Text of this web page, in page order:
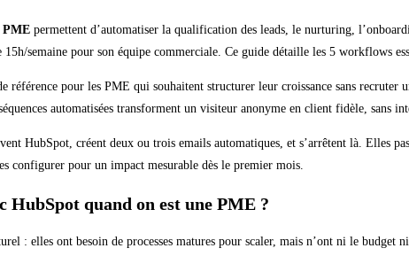
PME permettent d’automatiser la qualification des leads, le nurturing,
semaine pour son équipe commerciale. Ce guide détaille les 5 workflows
référence pour les PME qui souhaitent structurer leur croissance sans
automatisées transforment un visiteur anonyme en client fidèle, sans
HubSpot, créent deux ou trois emails automatiques, et s’arrêtent là. Elles
configurer pour un impact mesurable dès le premier mois.
HubSpot quand on est une PME ?
: elles ont besoin de processes matures pour scaler, mais n’ont ni le